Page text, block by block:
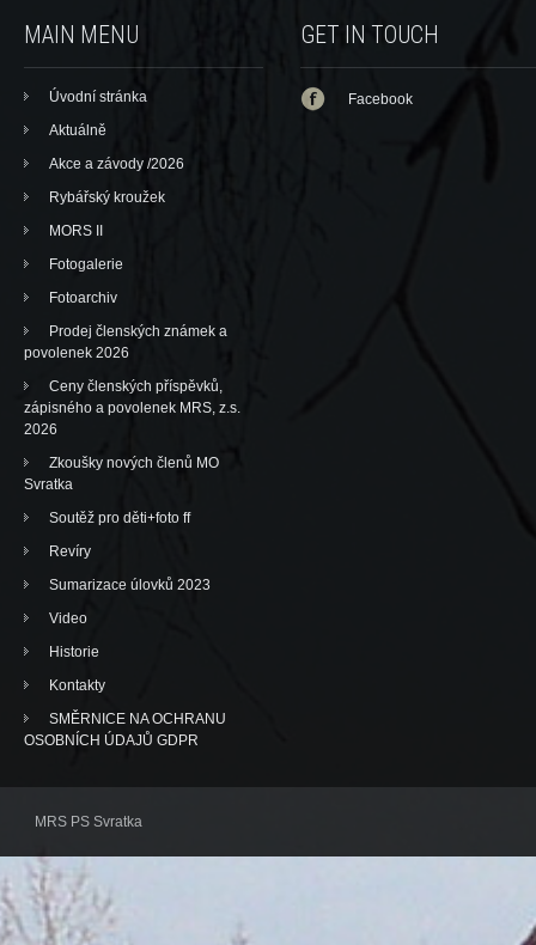
MAIN MENU
Úvodní stránka
Aktuálně
Akce a závody /2026
Rybářský kroužek
MORS II
Fotogalerie
Fotoarchiv
Prodej členských známek a
povolenek 2026
Ceny členských příspěvků,
zápisného a povolenek MRS, z.s.
2026
Zkoušky nových členů MO
Svratka
Soutěž pro děti+foto ff
Revíry
Sumarizace úlovků 2023
Video
Historie
Kontakty
SMĚRNICE NA OCHRANU
OSOBNÍCH ÚDAJŮ GDPR
GET IN TOUCH
Facebook
MRS PS Svratka